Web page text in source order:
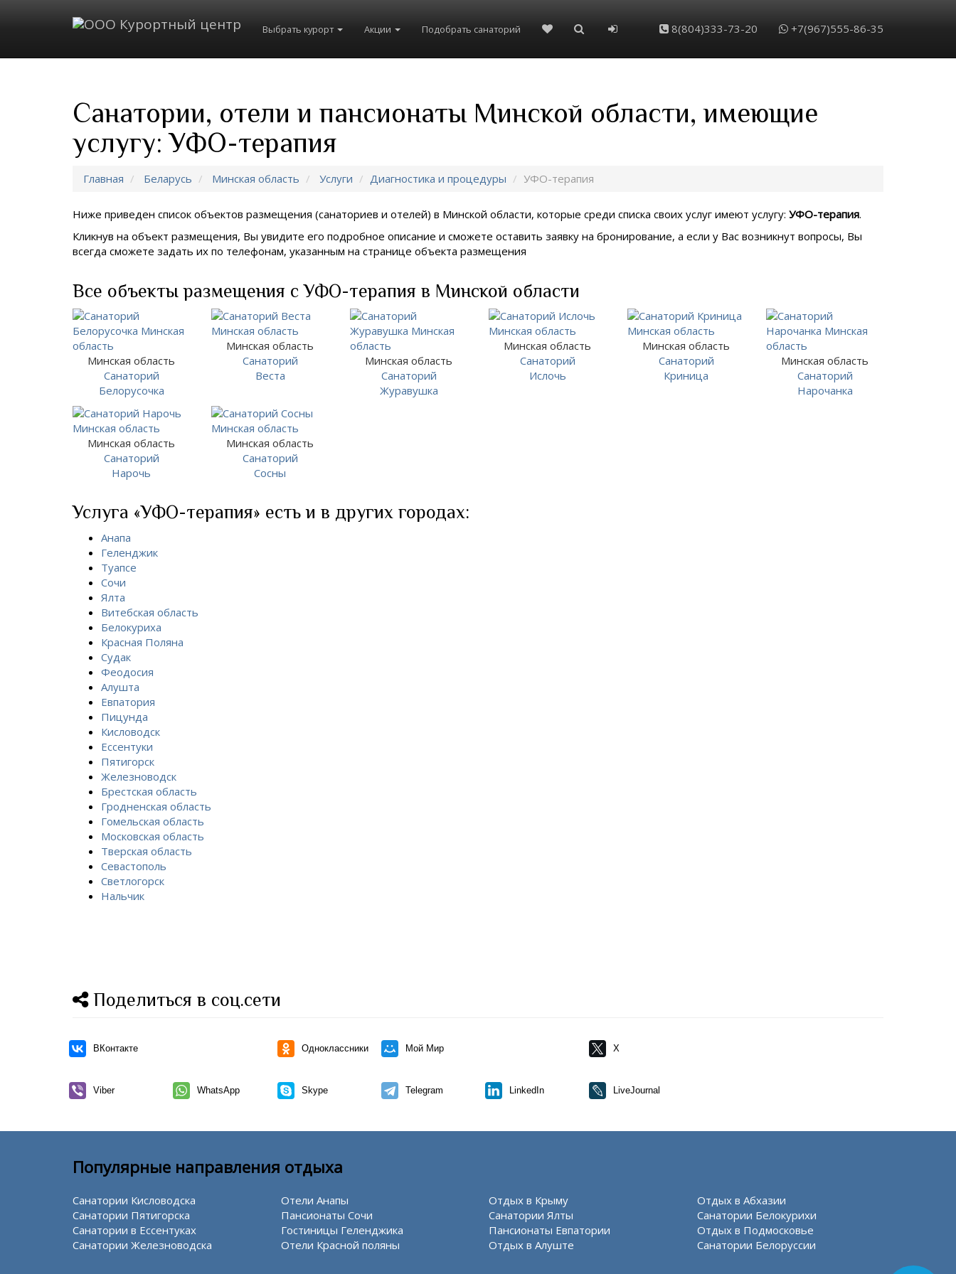
Выбрать курорт Акции Подобрать санаторий 8(804)333-73-20 +7(967)555-86-35
Санатории, отели и пансионаты Минской области, имеющие
услугу: УФО-терапия
Главная Беларусь Минская область Услуги Диагностика и процедуры УФО-терапия
Ниже приведен список объектов размещения (санаториев и отелей) в Минской области, которые среди списка своих услуг имеют услугу: УФО-терапия.
Кликнув на объект размещения, Вы увидите его подробное описание и сможете оставить заявку на бронирование, а если у Вас возникнут вопросы, Вы
всегда сможете задать их по телефонам, указанным на странице объекта размещения
Все объекты размещения с УФО-терапия в Минской области
Минская область
Санаторий
Белорусочка
Минская область
Санаторий
Веста
Минская область
Санаторий
Журавушка
Минская область
Санаторий
Ислочь
Минская область
Санаторий
Криница
Минская область
Санаторий
Нарочанка
Минская область
Санаторий
Нарочь
Минская область
Санаторий
Сосны
Услуга «УФО-терапия» есть и в других городах:
Анапа
Геленджик
Туапсе
Сочи
Ялта
Витебская область
Белокуриха
Красная Поляна
Судак
Феодосия
Алушта
Евпатория
Пицунда
Кисловодск
Ессентуки
Пятигорск
Железноводск
Брестская область
Гродненская область
Гомельская область
Московская область
Тверская область
Севастополь
Светлогорск
Нальчик
Поделиться в соц.сети
ВКонтакте Одноклассники Мой Мир X
Viber WhatsApp Skype Telegram LinkedIn LiveJournal
Популярные направления отдыха
Санатории Кисловодска
Санатории Пятигорска
Санатории в Ессентуках
Санатории Железноводска
Отели Анапы
Пансионаты Сочи
Гостиницы Геленджика
Отели Красной поляны
Отдых в Крыму
Санатории Ялты
Пансионаты Евпатории
Отдых в Алуште
Отдых в Абхазии
Санатории Белокурихи
Отдых в Подмосковье
Санатории Белоруссии